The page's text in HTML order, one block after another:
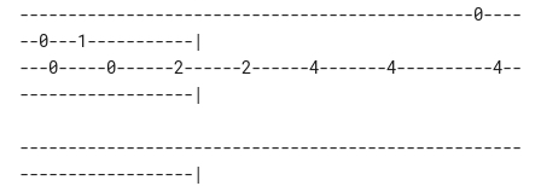
-----------------------------------------------0----
--0---1-----------|
---0-----0------2------2------4-------4----------4--
------------------|
----------------------------------------------------
------------------|